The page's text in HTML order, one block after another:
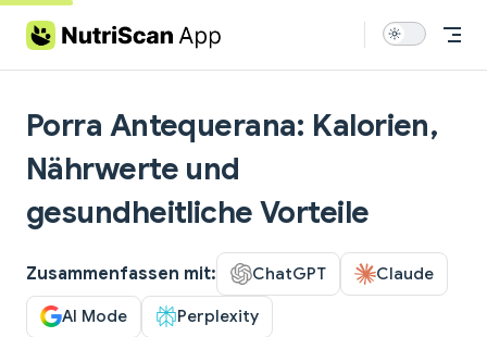
Skip to content
Porra Antequerana: Kalorien,
Nährwerte und
gesundheitliche Vorteile
Zusammenfassen mit: ChatGPT Claude
AI Mode Perplexity